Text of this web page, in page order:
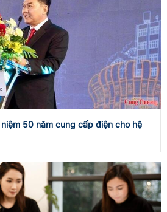
50 năm cung cấp điện cho hệ